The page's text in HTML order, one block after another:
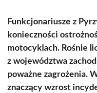
Funkcjonariusze z
konieczności
motocyklach. Rośnie
z województwa
poważne zagrożenia.
znaczący wzrost